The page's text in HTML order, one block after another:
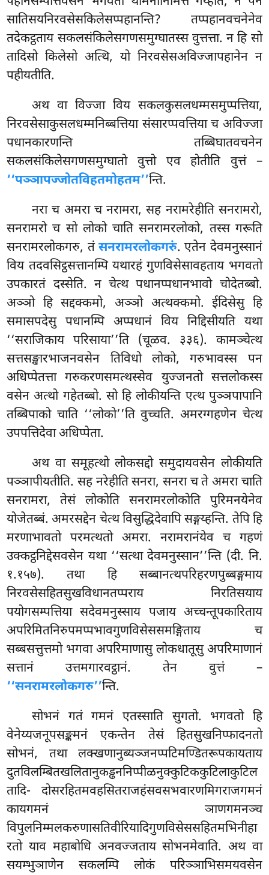
सातिसयनिरवसेसकिलेसप्पहानन्ति? तप्पहानवचनेनेव
तदेकट्ठताय सकलसंकिलेसगणसमुग्घातस्स वुत्तत्ता. न हि सो
तादिसो किलेसो अत्थि, यो निरवसेसअविज्जापहानेन न
पहीयतीति.
अथ वा विज्जा विय सकलकुसलधम्मसमुप्पत्तिया,
निरवसेसाकुसलधम्मनिब्बत्तिया संसारप्पवत्तियाच अविज्जा
पधानकारणन्ति तब्बिघातवचनेन
सकलसंकिलेसगणसमुग्घातो वुत्तो एव होतीति वुत्तं –
‘‘पञ्ञापज्जोतविहतमोहतम’’न्ति.
नरा च अमरा च नरामरा, सह नरामरेहीति सनरामरो,
सनरामरो च सो लोको चाति सनरामरलोको, तस्स गरूति
सनरामरलोकगरु, तंसनरामरलोकगरुं. एतेन देवमनुस्सानं
विय तदवसिट्ठसत्तानम्पि यथारहं गुणविसेसावहताय भगवतो
उपकारतं दस्सेति. न चेत्थ पधानप्पधानभावो चोदेतब्बो.
अञ्ञो हि सद्दक्कमो, अञ्ञो अत्थक्कमो. ईदिसेसु हि
समासपदेसु पधानम्पि अप्पधानं विय निद्दिसीयति यथा
‘‘सराजिकाय परिसाया’’ति (चूळव. ३३६). कामञ्चेत्थ
सत्तसङ्खारभाजनवसेन तिविधो लोको, गरुभावस्स पन
अधिप्पेतत्ता गरुकरणसमत्थस्सेव युज्जनतो सत्तलोकस्स
वसेन अत्थो गहेतब्बो. सो हि लोकीयन्ति एत्थ पुञ्ञपापानि
तब्बिपाको चाति ‘‘लोको’’ति वुच्चति. अमरग्गहणेन चेत्थ
उपपत्तिदेवा अधिप्पेता.
अथ वा समूहत्थो लोकसद्दो समुदायवसेन लोकीयति
पञ्ञापीयतीति. सह नरेहीति सनरा, सनरा च ते अमरा चाति
सनरामरा, तेसं लोकोति सनरामरलोकोति पुरिमनयेनेव
योजेतब्बं. अमरसद्देन चेत्थ विसुद्धिदेवापि सङ्गय्हन्ति. तेपि हि
मरणाभावतो परमत्थतो अमरा. नरामरानंयेव च गहणं
उक्कट्ठनिद्देसवसेन यथा ‘‘सत्था देवमनुस्सान’’न्ति (दी. नि.
१.१५७). तथा हि सब्बानत्थपरिहरणपुब्बङ्गमाय
निरवसेसहितसुखविधानतप्पराय निरतिसयाय
पयोगसम्पत्तिया सदेवमनुस्साय पजाय अच्चन्तूपकारिताय
अपरिमितनिरुपमप्पभावगुणविसेससमङ्गिताय च
सब्बसत्तुत्तमो भगवा अपरिमाणासु लोकधातूसु अपरिमाणानं
सत्तानं उत्तमगारवट्ठानं. तेन वुत्तं –
‘‘सनरामरलोकगरु’’न्ति.
सोभनं गतं गमनं एतस्साति सुगतो. भगवतो हि
वेनेय्यजनूपसङ्कमनं एकन्तेन तेसं हितसुखनिप्फादनतो
सोभनं, तथा लक्खणानुब्यञ्जनप्पटिमण्डितरूपकायताय
दुतविलम्बितखलितानुकड्ढननिप्पीळनुक्कुटिककुटिलाकुटिल
तादि- दोसरहितमवहसितराजहंसवसभवारणमिगराजगमनं
कायगमनं ञाणगमनञ्च
विपुलनिम्मलकरुणासतिवीरियादिगुणविसेससहितमभिनीहा
रतो याव महाबोधि अनवज्जताय सोभनमेवाति. अथ वा
सयम्भुञाणेन सकलम्पि लोकं परिञ्ञाभिसमयवसेन